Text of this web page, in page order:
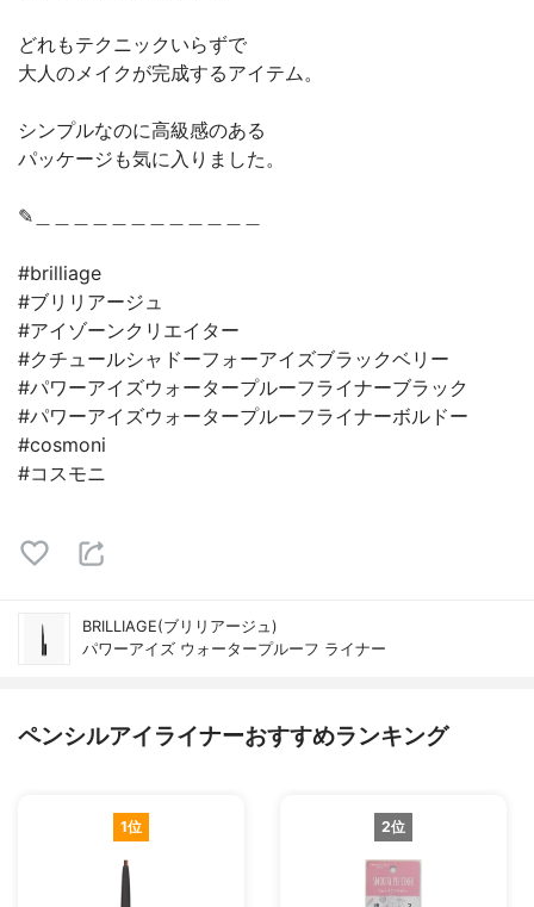
どれもテクニックいらずで
大人のメイクが完成するアイテム。
シンプルなのに高級感のある
パッケージも気に入りました。
✎︎＿＿＿＿＿＿＿＿＿＿＿＿
#brilliage
#ブリリアージュ
#アイゾーンクリエイター
#クチュールシャドーフォーアイズブラックベリー
#パワーアイズウォータープルーフライナーブラック
#パワーアイズウォータープルーフライナーボルドー
#cosmoni
#コスモニ
BRILLIAGE(ブリリアージュ)
パワーアイズ ウォータープルーフ ライナー
ペンシルアイライナーおすすめランキング
1位 2位